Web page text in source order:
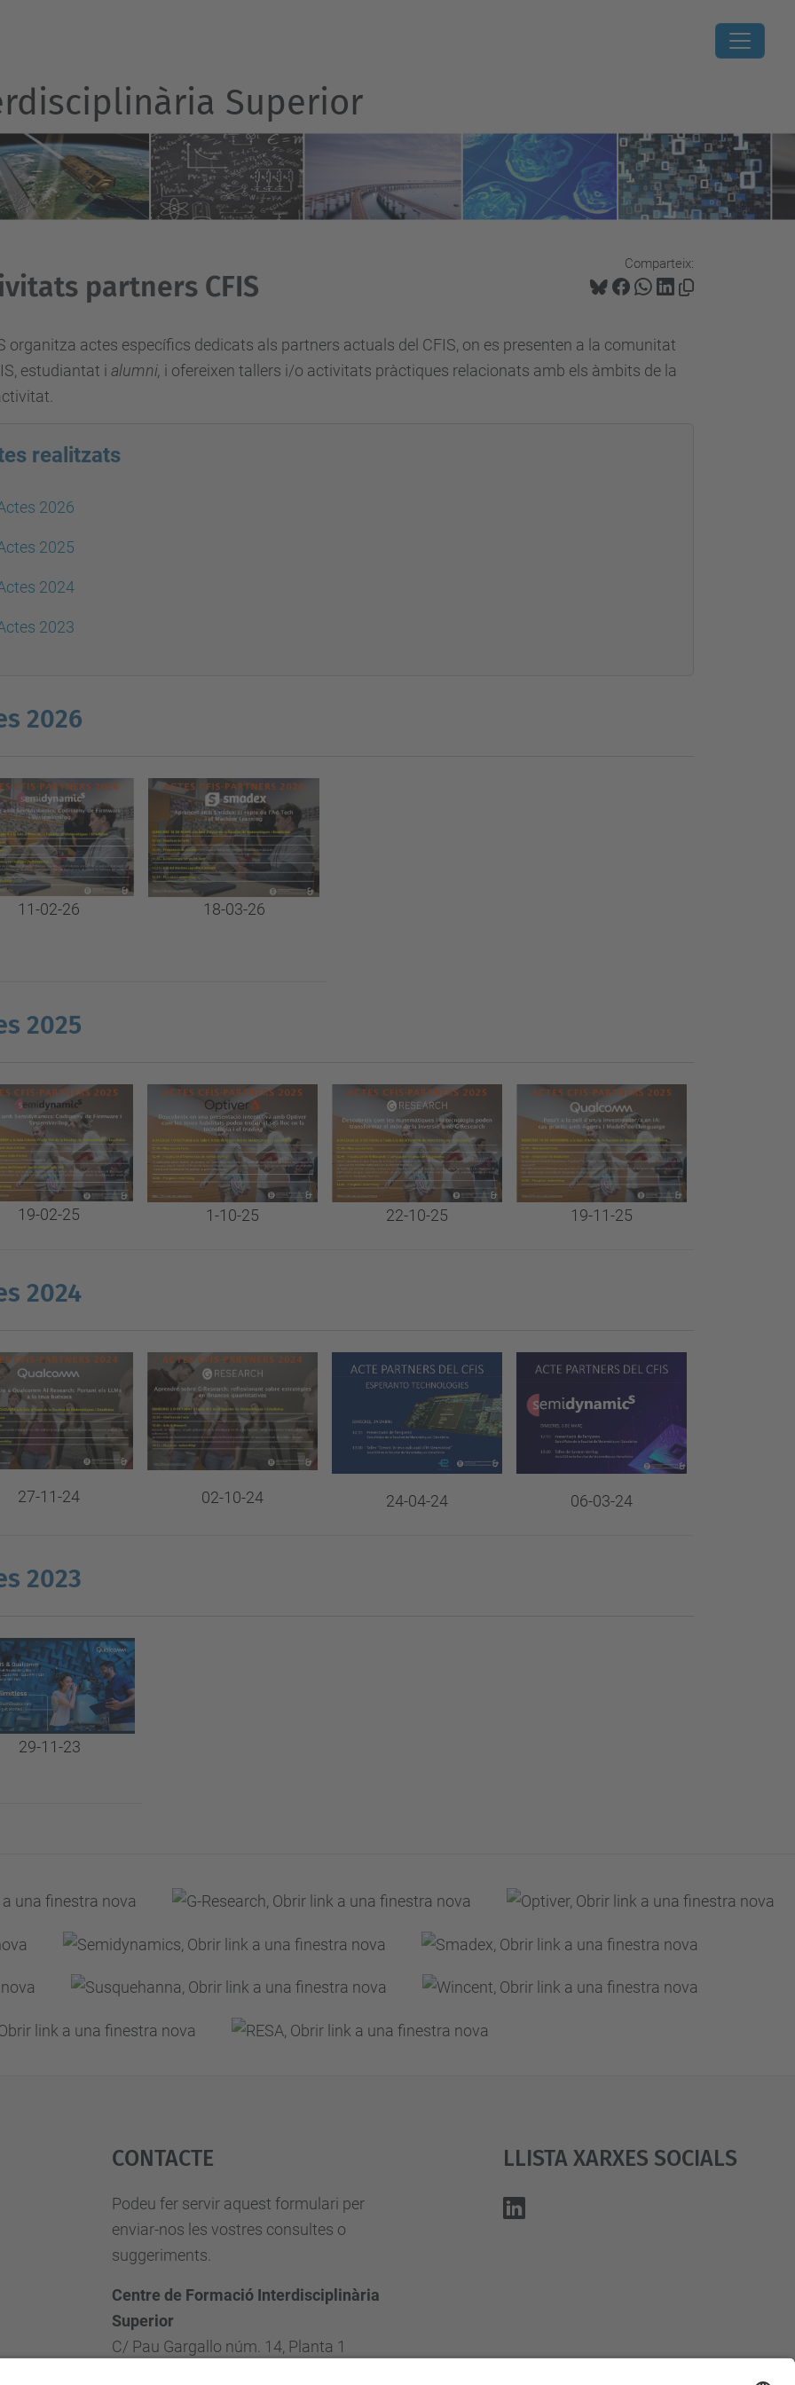
Superior
Comparteix:
partners CFIS
organitza actes específics dedicats als partners actuals del CFIS, on es presenten a la comunitat
estudiantat i alumni, i ofereixen tallers i/o activitats pràctiques relacionats amb els àmbits de la
realitzats
2026
2025
2024
2023
2026
11-02-26 18-03-26
2025
19-02-25 1-10-25 22-10-25 19-11-25
2024
27-11-24 02-10-24 24-04-24 06-03-24
2023
29-11-23
Contacte
Podeu fer servir aquest formulari per
enviar-nos les vostres consultes o
suggeriments.
Centre de Formació Interdisciplinària
Superior
C/ Pau Gargallo núm. 14, Planta 1
Llista Xarxes Socials